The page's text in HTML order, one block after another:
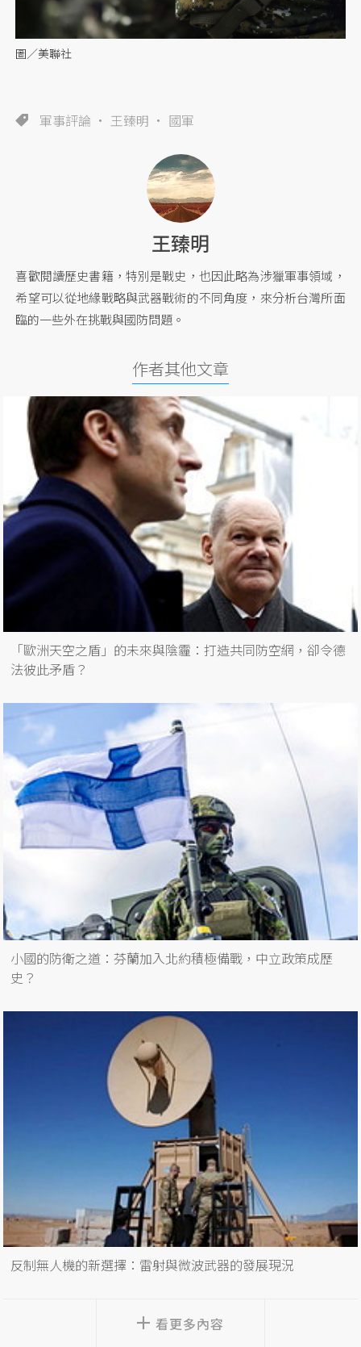
圖／美聯社
軍事評論 王臻明 國軍
王臻明
喜歡閱讀歷史書籍，特別是戰史，也因此略為涉獵軍事領域，
希望可以從地緣戰略與武器戰術的不同角度，來分析台灣所面
臨的一些外在挑戰與國防問題。
作者其他文章
「歐洲天空之盾」的未來與陰霾：打造共同防空網，卻令德
法彼此矛盾？
小國的防衛之道：芬蘭加入北約積極備戰，中立政策成歷
史？
反制無人機的新選擇：雷射與微波武器的發展現況
看更多內容